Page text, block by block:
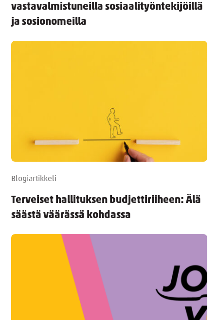
vastavalmistuneilla sosiaalityöntekijöillä
ja sosionomeilla
Blogiartikkeli
Terveiset hallituksen budjettiriiheen: Älä
säästä väärässä kohdassa